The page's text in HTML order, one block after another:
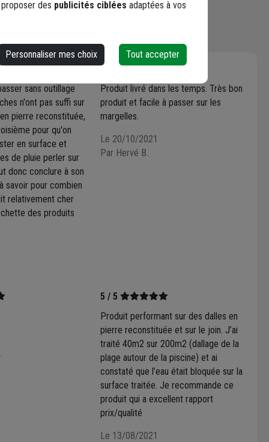
sans outillage
n'ont pas suffi sur
pierre reconstituée,
pour qu'on
en surface et
de pluie perler sur
donc conclure à son
savoir pour combien
relativement cher
des produits
5 / 5
Produit livré dans les temps. Très bon
produit et facile à passer sur les
margelles.
Le 20/10/2021
Par Hervé B.
5 / 5
Produit performant sur des dalles en
pierre reconstituée et sur le join. J’ai
traité 40m2 sur 200m2 (dallage de la
plage autour de la piscine) et ai
constaté que l’eau était bloquée sur la
surface traitée. Je recommande ce
produit qui a excellent rapport
prix/qualité
Le 13/08/2021
des publicités ciblées adaptées à vos
Personnaliser mes choix Tout accepter